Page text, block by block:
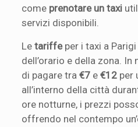
come prenotare un taxi
servizi disponibili.
Letariffeper i taxi a
dell’orario e della zona.
di pagare tra€7 e€12 per
all’interno della città
ore notturne, i prezzi
offrendo nel contempo